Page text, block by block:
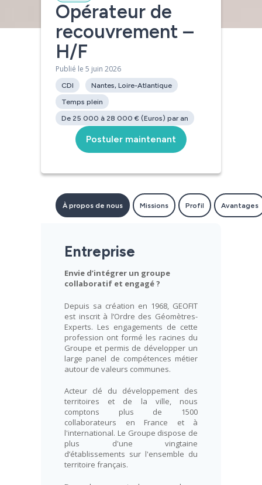
[contact-form-7 id= »4450″]
Opérateur de
recouvrement –
H/F
Publié le 5 juin 2026
CDI
Nantes, Loire-Atlantique
Temps plein
De 25 000 à 28 000 € (Euros) par an
Postuler maintenant
À propos de nous Missions Profil Avantages
Entreprise
Envie d’intégrer un groupe
collaboratif et engagé ?
Depuis sa création en 1968, GEOFIT
est inscrit à l’Ordre des Géomètres-
Experts. Les engagements de cette
profession ont formé les racines du
Groupe et permis de développer un
large panel de compétences métier
autour de valeurs communes.
Acteur clé du développement des
territoires et de la ville, nous
comptons plus de 1500
collaborateurs en France et à
l'international. Le Groupe dispose de
plus d'une vingtaine
d’établissements sur l'ensemble du
territoire français.